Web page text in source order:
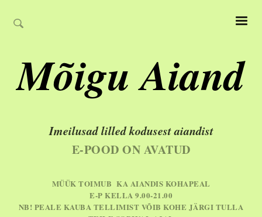
Mõigu Aiand
Imeilusad lilled kodusest aiandist
E-POOD ON AVATUD
MÜÜK TOIMUB KA AIANDIS KOHAPEAL
E-P KELLA 9.00-21.00
NB! PEALE KAUBA TELLIMIST VÕIB KOHE JÄRGI TULLA